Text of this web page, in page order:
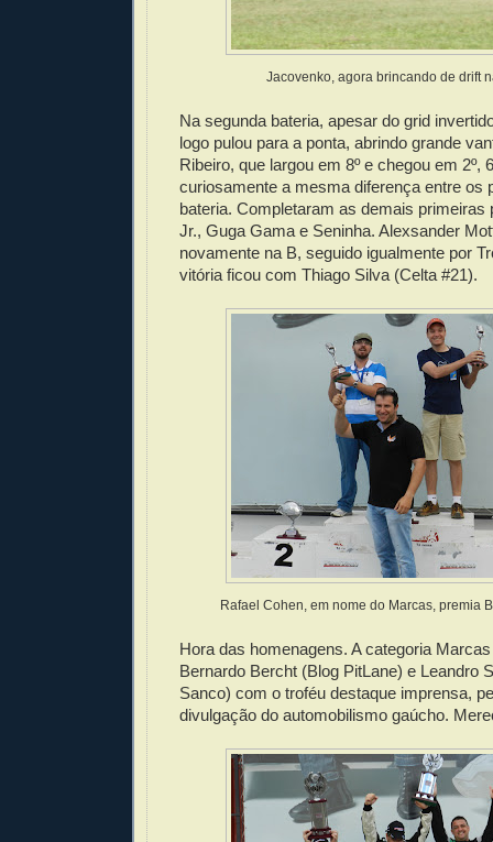
Jacovenko, agora brincando de drift
Na segunda bateria, apesar do grid
logo pulou para a ponta, abrindo grande
Ribeiro, que largou em 8º e chegou em 2º,
curiosamente a mesma diferença entre os
bateria. Completaram as demais primeiras
Jr., Guga Gama e Seninha. Alexsander
novamente na B, seguido igualmente por
vitória ficou com Thiago Silva (Celta #21).
Rafael Cohen, em nome do Marcas, premia
Hora das homenagens. A categoria
Bernardo Bercht (Blog PitLane) e Leandro
Sanco) com o troféu destaque imprensa,
divulgação do automobilismo gaúcho.